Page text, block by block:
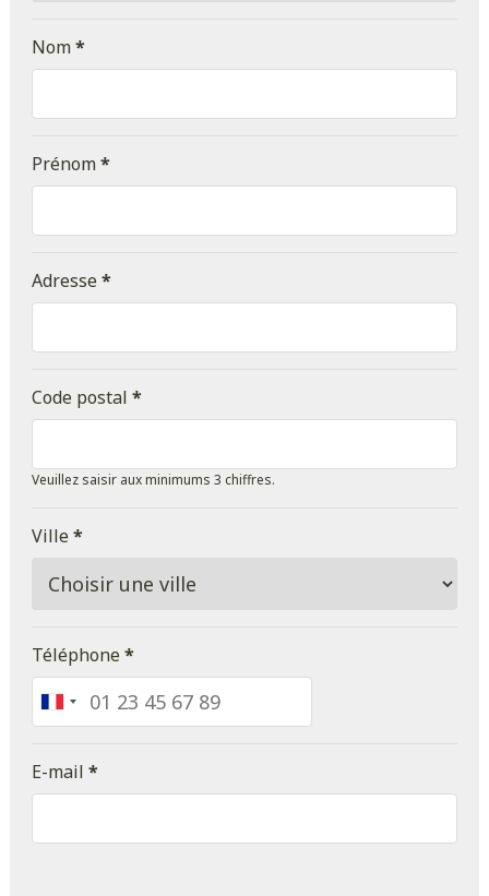
Nom*
Prénom*
Adresse*
Code postal *
Veuillez saisir aux minimums 3 chiffres.
Ville*
Téléphone*
France
+33
E-mail *